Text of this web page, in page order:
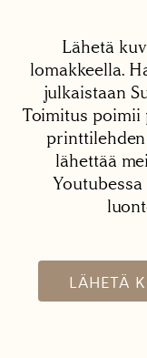
Lähetä
lomakkeella.
julkaistaan
Toimitus poimii
lähettää
LÄHETÄ